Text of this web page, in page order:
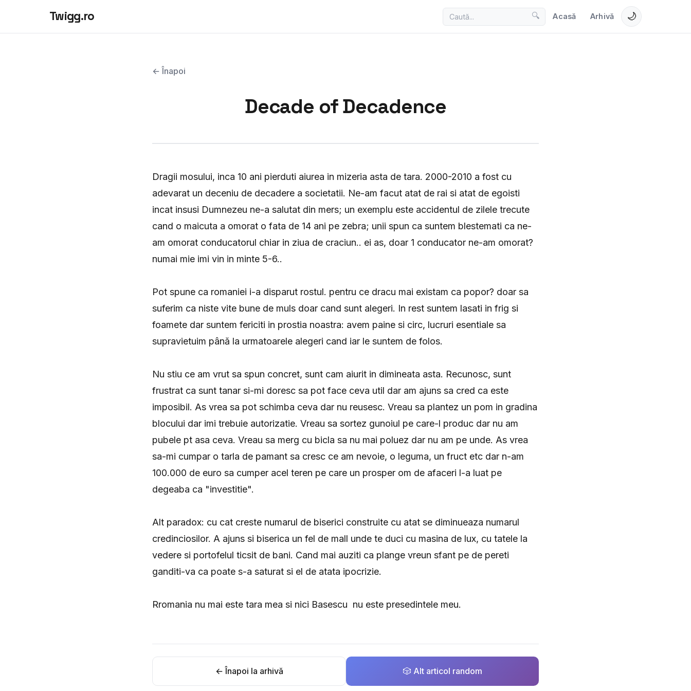
Twigg.ro 🔍 Acasă Arhivă 🌙
← Înapoi
Decade of Decadence
Dragii mosului, inca 10 ani pierduti aiurea in mizeria asta de tara. 2000-2010 a fost cu
adevarat un deceniu de decadere a societatii. Ne-am facut atat de rai si atat de egoisti
incat insusi Dumnezeu ne-a salutat din mers; un exemplu este accidentul de zilele trecute
cand o maicuta a omorat o fata de 14 ani pe zebra; unii spun ca suntem blestemati ca ne-
am omorat conducatorul chiar in ziua de craciun.. ei as, doar 1 conducator ne-am omorat?
numai mie imi vin in minte 5-6..
Pot spune ca romaniei i-a disparut rostul. pentru ce dracu mai existam ca popor? doar sa
suferim ca niste vite bune de muls doar cand sunt alegeri. In rest suntem lasati in frig si
foamete dar suntem fericiti in prostia noastra: avem paine si circ, lucruri esentiale sa
supravietuim până la urmatoarele alegeri cand iar le suntem de folos.
Nu stiu ce am vrut sa spun concret, sunt cam aiurit in dimineata asta. Recunosc, sunt
frustrat ca sunt tanar si-mi doresc sa pot face ceva util dar am ajuns sa cred ca este
imposibil. As vrea sa pot schimba ceva dar nu reusesc. Vreau sa plantez un pom in gradina
blocului dar imi trebuie autorizatie. Vreau sa sortez gunoiul pe care-l produc dar nu am
pubele pt asa ceva. Vreau sa merg cu bicla sa nu mai poluez dar nu am pe unde. As vrea
sa-mi cumpar o tarla de pamant sa cresc ce am nevoie, o leguma, un fruct etc dar n-am
100.000 de euro sa cumper acel teren pe care un prosper om de afaceri l-a luat pe
degeaba ca "investitie".
Alt paradox: cu cat creste numarul de biserici construite cu atat se diminueaza numarul
credinciosilor. A ajuns si biserica un fel de mall unde te duci cu masina de lux, cu tatele la
vedere si portofelul ticsit de bani. Cand mai auziti ca plange vreun sfant pe de pereti
ganditi-va ca poate s-a saturat si el de atata ipocrizie.
Rromania nu mai este tara mea si nici Basescu nu este presedintele meu.
← Înapoi la arhivă 🎲 Alt articol random